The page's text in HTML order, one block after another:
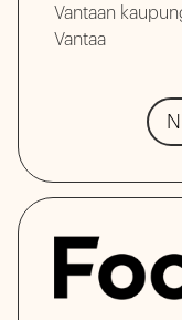
Vantaan
Vantaa